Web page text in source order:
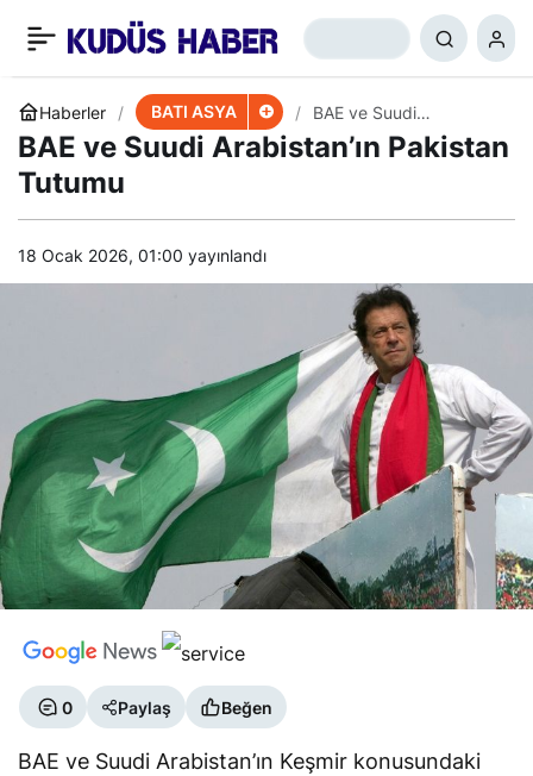
Haberler BATI ASYA
BAE ve Suudi
Arabistan’ın Pakistan
Tutumu
BAE ve Suudi Arabistan’ın Pakistan
Tutumu
18 Ocak 2026, 01:00 yayınlandı
0 Paylaş Beğen
BAE ve Suudi Arabistan’ın Keşmir konusundaki
Irak Kürdistanı’ndan
Filistin’e Destek
+ 0 Paylaş